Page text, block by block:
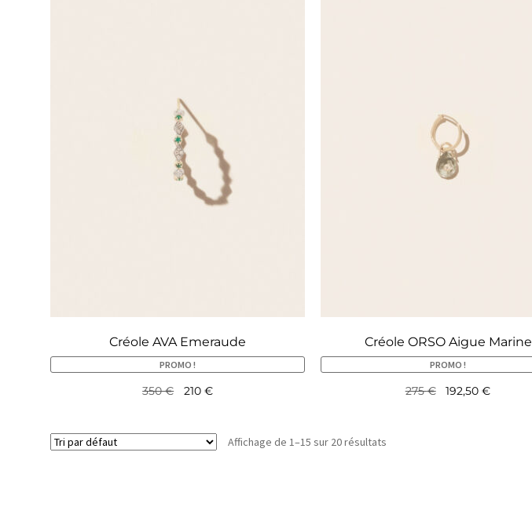
Créole AVA Emeraude
PROMO !
350€ 210 €
Créole ORSO Aigue Marine
PROMO !
275€ 192,50€
Affichage de 1–15 sur 20 résultats